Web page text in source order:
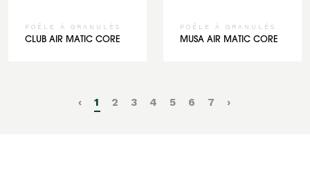
POÊLE À GRANULÉS
CLUB AIR MATIC CORE
POÊLE À GRANULÉS
MUSA AIR MATIC CORE
‹ 1 2 3 4 5 6 7 ›